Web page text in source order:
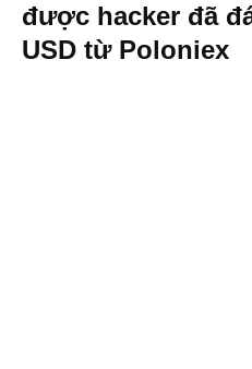
được hacker đã
USD từ Poloniex